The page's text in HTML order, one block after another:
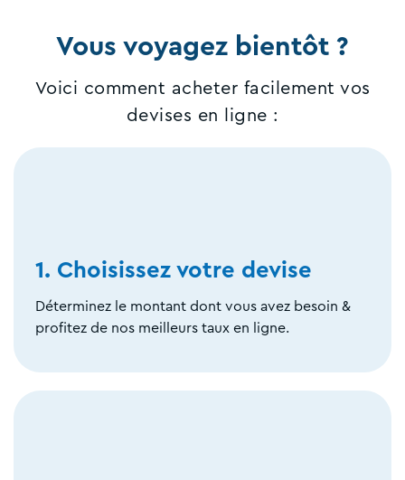
Vous voyagez bientôt ?
Voici comment acheter facilement vos
devises en ligne :
1. Choisissez votre devise
Déterminez le montant dont vous avez besoin &
profitez de nos meilleurs taux en ligne.